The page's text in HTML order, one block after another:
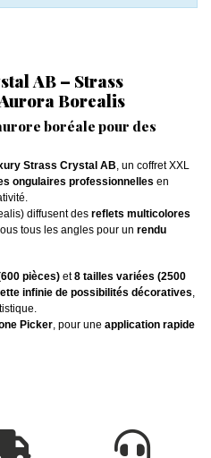
AB – Strass
Borealis
boréale pour des
Strass Crystal AB, un coffret XXL
ongulaires professionnelles en
diffusent des reflets multicolores
tous les angles pour un rendu
pièces) et8 tailles variées (2500
infinie de possibilités décoratives,
Picker, pour une application rapide